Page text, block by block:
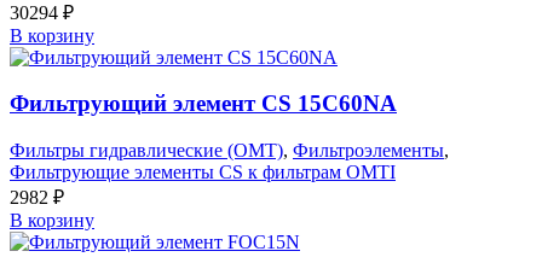
30294 ₽
В корзину
Фильтрующий элемент CS 15C60NA
Фильтры гидравлические (OMT), Фильтроэлементы,
Фильтрующие элементы CS к фильтрам OMTI
2982 ₽
В корзину